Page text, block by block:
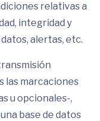
relativas a
integridad y
alertas, etc.
las marcaciones
u opcionales-,
base de datos